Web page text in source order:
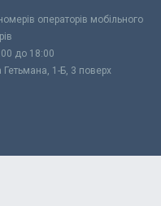
операторів мобільного
до 18:00
1-Б, 3 поверх